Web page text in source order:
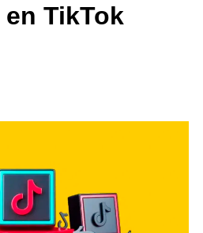
TikTok